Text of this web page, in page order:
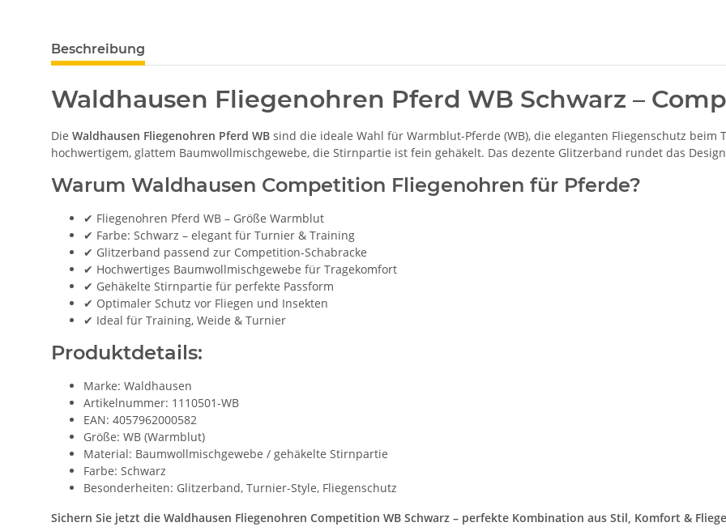
Beschreibung
Waldhausen Fliegenohren Pferd WB Schwarz –
Die Waldhausen Fliegenohren Pferd WB sind die ideale Wahl für Warmblut-Pferde (WB), die eleganten Fliegenschutz
hochwertigem, glattem Baumwollmischgewebe, die Stirnpartie ist fein gehäkelt. Das dezente Glitzerband rundet das
Warum Waldhausen Competition Fliegenohren für Pferde?
✔ Fliegenohren Pferd WB – Größe Warmblut
✔ Farbe: Schwarz – elegant für Turnier & Training
✔ Glitzerband passend zur Competition-Schabracke
✔ Hochwertiges Baumwollmischgewebe für Tragekomfort
✔ Gehäkelte Stirnpartie für perfekte Passform
✔ Optimaler Schutz vor Fliegen und Insekten
✔ Ideal für Training, Weide & Turnier
Produktdetails:
Marke: Waldhausen
Artikelnummer: 1110501-WB
EAN: 4057962000582
Größe: WB (Warmblut)
Material: Baumwollmischgewebe / gehäkelte Stirnpartie
Farbe: Schwarz
Besonderheiten: Glitzerband, Turnier-Style, Fliegenschutz
Sichern Sie jetzt die Waldhausen Fliegenohren Competition WB Schwarz – perfekte Kombination aus Stil, Komfort &